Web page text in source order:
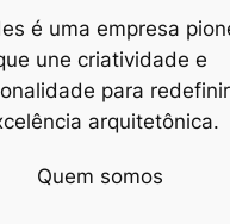
é uma empresa
une criatividade e
para
arquitetônica.
Quem somos